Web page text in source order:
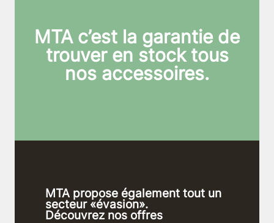
MTA c’est la garantie de
trouver en stock tous
nos accessoires.
MTA propose également tout un
secteur «évasion».
Découvrez nos offres